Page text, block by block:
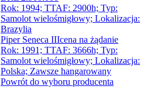
Rok: 1994; TTAF: 2900h; Typ:
Samolot wielośmigłowy; Lokalizacja:
Brazylia
Piper Seneca IIIcena na żądanie
Rok: 1991; TTAF: 3666h; Typ:
Samolot wielośmigłowy; Lokalizacja:
Polska; Zawsze hangarowany
Powrót do wyboru producenta